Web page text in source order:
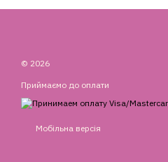
© 2026
Приймаємо до оплати
Мобільна версія